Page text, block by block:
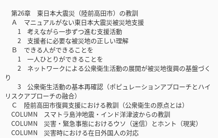
第26章 東日本大震災（陸前高田市）の教訓
Ａ マニュアルがない東日本大震災被災地支援
1 考えながら一歩ずつ進む支援活動
2 支援者に必要な被災地の正しい理解
Ｂ できる人ができることを
1 一人ひとりができることを
2 ネットワークによる公衆衛生活動の展開が被災地復興の基盤づく
り
3 公衆衛生活動の基本再確認（ポピュレーションアプローチとハイ
リスクアプローチの融合）
Ｃ 陸前高田市復興支援における教訓（公衆衛生の原点とは）
COLUMN スマトラ島沖地震・インド洋津波からの教訓
COLUMN 災害・緊急事態におけるウソ（迷信）とホント（現実）
COLUMN 災害時における在日外国人の対応